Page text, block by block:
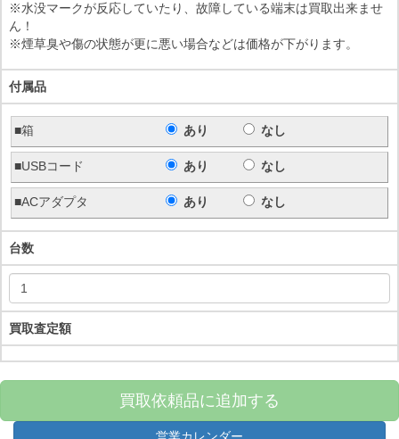
※水没マークが反応していたり、故障している端末は買取出来ませ
ん！
※煙草臭や傷の状態が更に悪い場合などは価格が下がります。
付属品
■箱 あり なし
■USBコード あり なし
■ACアダプタ あり なし
台数
買取査定額
買取依頼品に追加する